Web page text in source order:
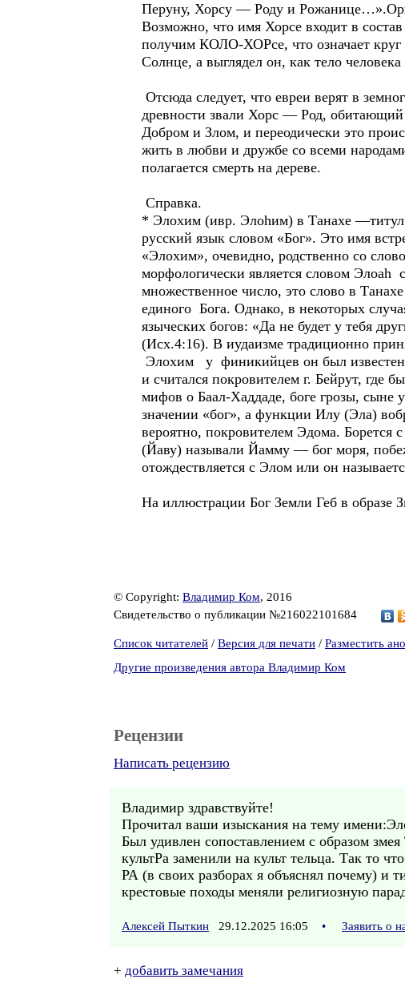
Перуну, Хорсу — Роду и
Возможно, что имя Хорсе входит в
получим КОЛО-ХОРсе, что означает круг
Солнце, а выглядел он, как тело
Отсюда следует, что евреи верят в
древности звали Хорс — Род,
Добром и Злом, и переодически это
жить в любви и дружбе со всеми
полагается смерть на дереве.
Справка.
* Элохим (ивр. Элоhим) в Танахе —титул
русский язык словом «Бог». Это имя
«Элохим», очевидно, родственно со
морфологически является словом Элоаh
множественное число, это слово в
единого Бога. Однако, в некоторых
языческих богов: «Да не будет у тебя
(Исх.4:16). В иудаизме традиционно
Элохим у финикийцев он был
и считался покровителем г. Бейрут, где
мифов о Баал-Хаддаде, боге грозы, сыне
значении «бог», а функции Илу (Эла)
вероятно, покровителем Эдома.
(Йаву) называли Йамму — бог моря,
отождествляется с Элом или он
На иллюстрации Бог Земли Геб в образе
© Copyright: Владимир Ком, 2016
Свидетельство о публикации №216022101684
Список читателей / Версия для печати / Разместить
Другие произведения автора Владимир Ком
Рецензии
Написать рецензию
Владимир здравствуйте!
Прочитал ваши изыскания на тему
Был удивлен сопоставлением с образом
культРа заменили на культ тельца. Так то
РА (в своих разборах я объяснял почему) и
крестовые походы меняли религиозную
Алексей Пыткин 29.12.2025 16:05 • Заявить о
+ добавить замечания